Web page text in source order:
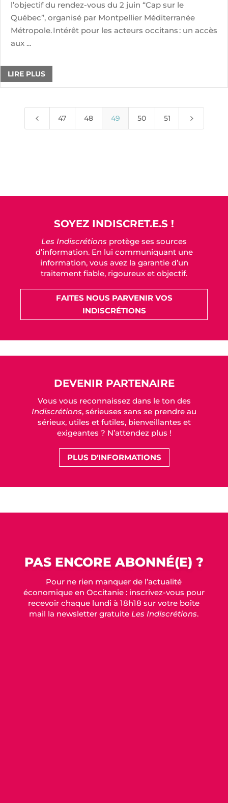
l’objectif du rendez-vous du 2 juin “Cap sur le
Québec”, organisé par Montpellier Méditerranée
Métropole. Intérêt pour les acteurs occitans : un accès
aux ...
LIRE PLUS
4 47 48 49 50 51 5
SOYEZ INDISCRET.E.S !
Les Indiscrétions protège ses sources
d’information. En lui communiquant une
information, vous avez la garantie d’un
traitement fiable, rigoureux et objectif.
FAITES NOUS PARVENIR VOS
INDISCRÉTIONS
DEVENIR PARTENAIRE
Vous vous reconnaissez dans le ton des
Indiscrétions, sérieuses sans se prendre au
sérieux, utiles et futiles, bienveillantes et
exigeantes ? N’attendez plus !
PLUS D'INFORMATIONS
PAS ENCORE ABONNÉ(E) ?
Pour ne rien manquer de l’actualité
économique en Occitanie : inscrivez-vous pour
recevoir chaque lundi à 18h18 sur votre boîte
mail la newsletter gratuiteLes Indiscrétions.